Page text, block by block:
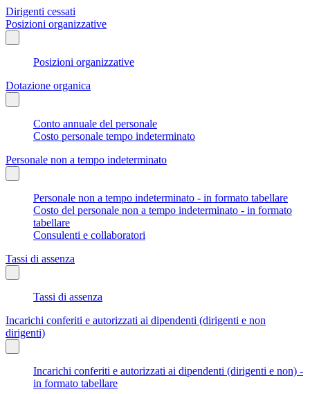
Dirigenti cessati
Posizioni organizzative
Posizioni organizzative
Dotazione organica
Conto annuale del personale
Costo personale tempo indeterminato
Personale non a tempo indeterminato
Personale non a tempo indeterminato - in formato tabellare
Costo del personale non a tempo indeterminato - in formato
tabellare
Consulenti e collaboratori
Tassi di assenza
Tassi di assenza
Incarichi conferiti e autorizzati ai dipendenti (dirigenti e non
dirigenti)
Incarichi conferiti e autorizzati ai dipendenti (dirigenti e non) -
in formato tabellare